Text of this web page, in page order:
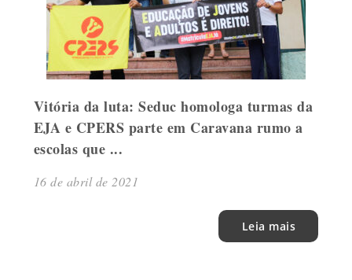
Vitória da luta: Seduc homologa turmas da
EJA e CPERS parte em Caravana rumo a
escolas que ...
16 de abril de 2021
Leia mais